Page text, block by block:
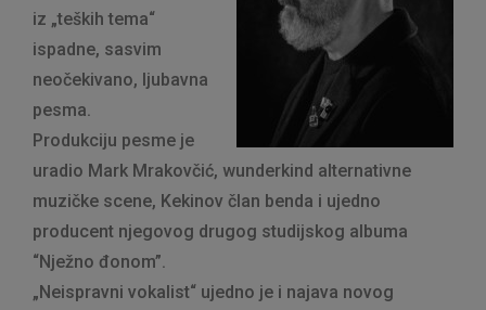
iz „teških tema“
ispadne, sasvim
neočekivano, ljubavna
pesma.
Produkciju pesme je
uradio Mark Mrakovčić, wunderkind alternativne
muzičke scene, Kekinov član benda i ujedno
producent njegovog drugog studijskog albuma
“Nježno đonom”.
„Neispravni vokalist“ ujedno je i najava novog